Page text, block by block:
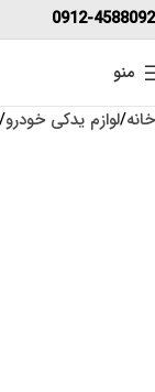
0912-4588092
منو
خانه لوازم یدکی خودرو